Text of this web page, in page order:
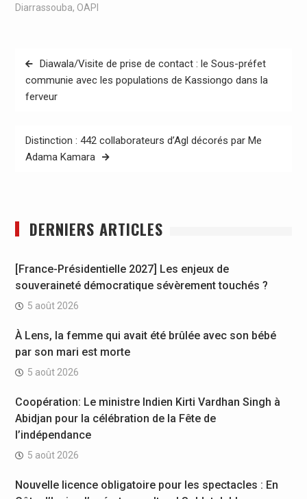
Diarrassouba, OAPI
Navigation
de
l’article
Diawala/Visite de prise de contact : le Sous-préfet
communie avec les populations de Kassiongo dans la
ferveur
Distinction : 442 collaborateurs d’Agl décorés par Me
Adama Kamara
DERNIERS ARTICLES
[France-Présidentielle 2027] Les enjeux de
souveraineté démocratique sévèrement touchés ?
5 août 2026
À Lens, la femme qui avait été brûlée avec son bébé
par son mari est morte
5 août 2026
Coopération: Le ministre Indien Kirti Vardhan Singh à
Abidjan pour la célébration de la Fête de
l’indépendance
5 août 2026
Nouvelle licence obligatoire pour les spectacles : En